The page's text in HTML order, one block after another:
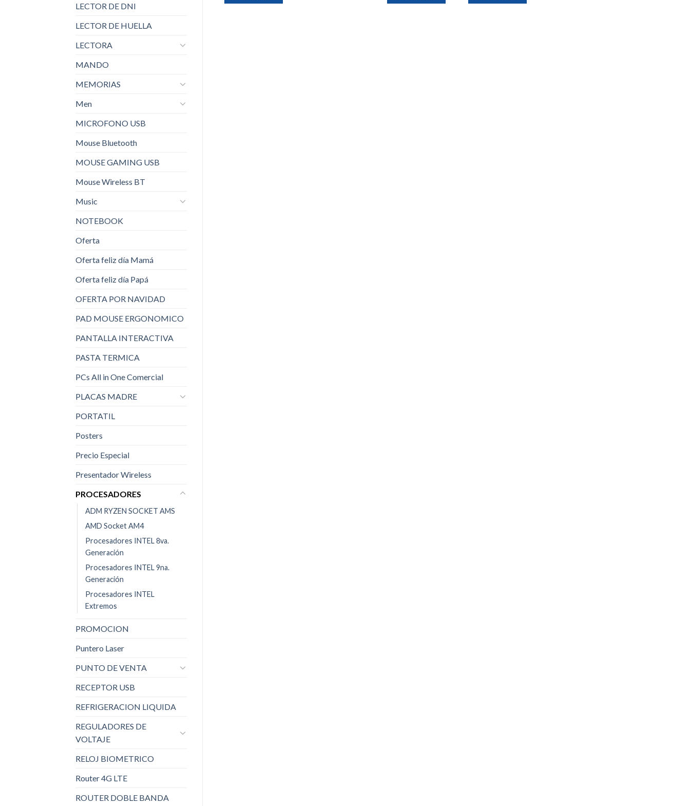
LECTOR DE DNI
LECTOR DE HUELLA
LECTORA
MANDO
MEMORIAS
Men
MICROFONO USB
Mouse Bluetooth
MOUSE GAMING USB
Mouse Wireless BT
Music
NOTEBOOK
Oferta
Oferta feliz día Mamá
Oferta feliz día Papá
OFERTA POR NAVIDAD
PAD MOUSE ERGONOMICO
PANTALLA INTERACTIVA
PASTA TERMICA
PCs All in One Comercial
PLACAS MADRE
PORTATIL
Posters
Precio Especial
Presentador Wireless
PROCESADORES
ADM RYZEN SOCKET AMS
AMD Socket AM4
Procesadores INTEL 8va.
Generación
Procesadores INTEL 9na.
Generación
Procesadores INTEL
Extremos
PROMOCION
Puntero Laser
PUNTO DE VENTA
RECEPTOR USB
REFRIGERACION LIQUIDA
REGULADORES DE
VOLTAJE
RELOJ BIOMETRICO
Router 4G LTE
ROUTER DOBLE BANDA